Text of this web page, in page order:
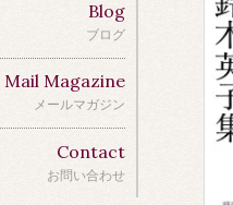
Blog
ブログ
Mail Magazine
メールマガジン
Contact
お問い合わせ